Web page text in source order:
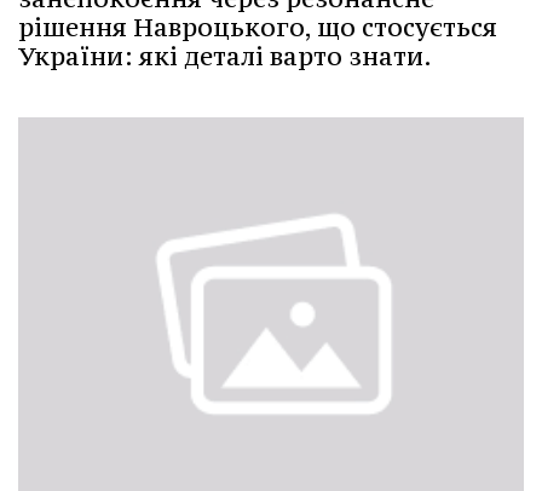
рішення Навроцького, що стосується
України: які деталі варто знати.